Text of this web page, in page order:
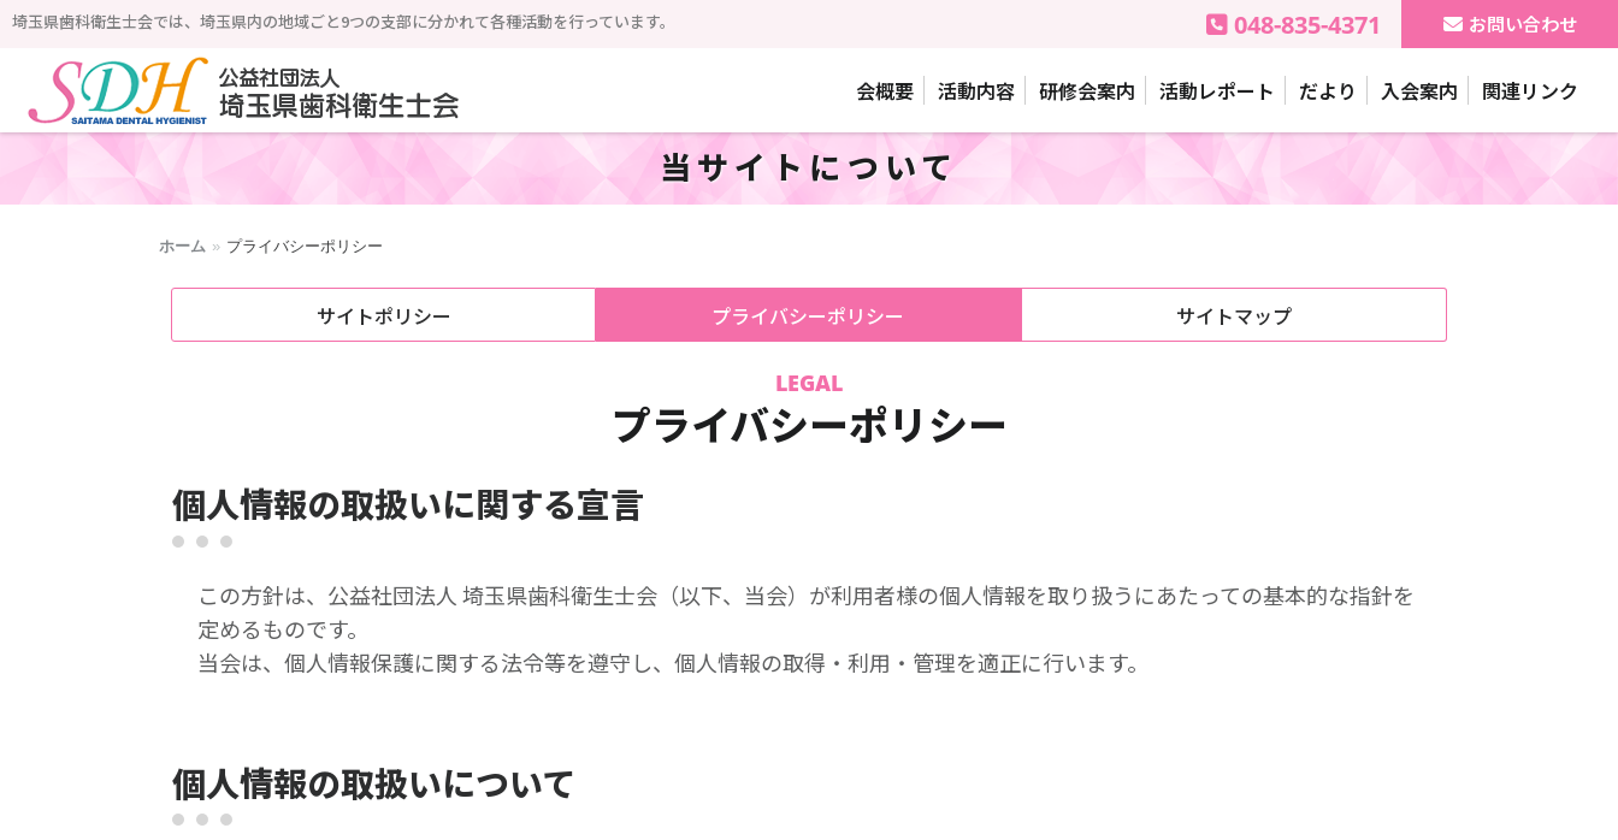
埼玉県歯科衛生士会では、埼玉県内の地域ごと9つの支部に分かれて各種活動を行っています。 お問い合わせ
048-835-4371
公益社団法人 埼玉県歯科衛生士会
会概要 活動内容 研修会案内 活動レポート だより 入会案内 関連リンク
当サイトについて
ホーム » プライバシーポリシー
サイトポリシー プライバシーポリシー サイトマップ
LEGAL
プライバシーポリシー
個人情報の取扱いに関する宣言
この方針は、公益社団法人 埼玉県歯科衛生士会（以下、当会）が利用者様の個人情報を取り扱うにあたっての基本的な指針を
定めるものです。
当会は、個人情報保護に関する法令等を遵守し、個人情報の取得・利用・管理を適正に行います。
個人情報の取扱いについて